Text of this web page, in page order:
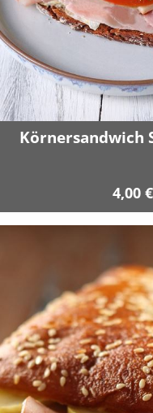
Körnersandwich
4,00